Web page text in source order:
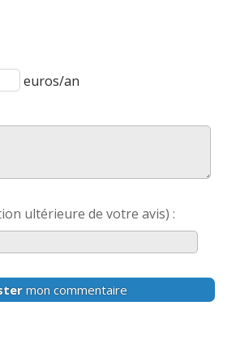
euros/an
ultérieure de votre avis) :
mon commentaire